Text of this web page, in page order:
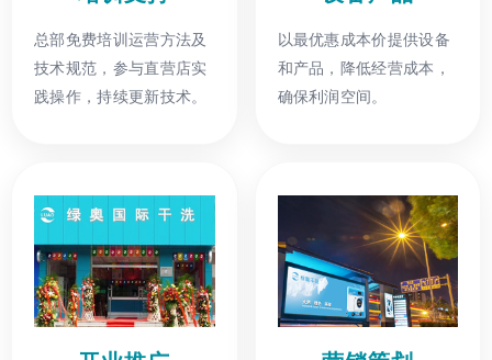
总部免费培训运营方法及
技术规范，参与直营店实
践操作，持续更新技术。
以最优惠成本价提供设备
和产品，降低经营成本，
确保利润空间。